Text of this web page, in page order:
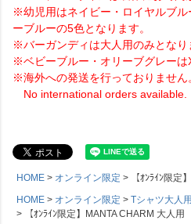
※幼児用はネイビー・ロイヤルブ
ーブルーの5色となります。
※バーガンディは大人用のみとなり
※ベビーブルー・オリーブグレーは
※海外への発送を行っておりません
No international orders available.
HOME オンライン限定
【ｵﾝﾗｲﾝ限定
HOME
オンライン限定
Tシャツ大人用
【ｵﾝﾗｲﾝ限定】MANTA CHARM 大人用